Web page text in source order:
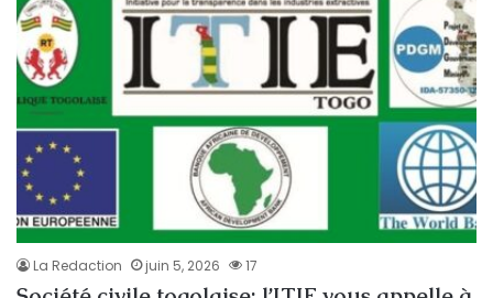
La Redaction juin 5, 2026 17